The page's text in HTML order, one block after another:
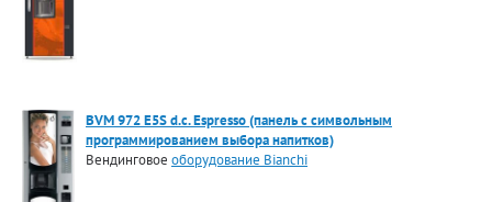
BVM 972 E5S d.c. Espresso (панель с символьным
программированием выбора напитков)
Вендинговое оборудование Bianchi